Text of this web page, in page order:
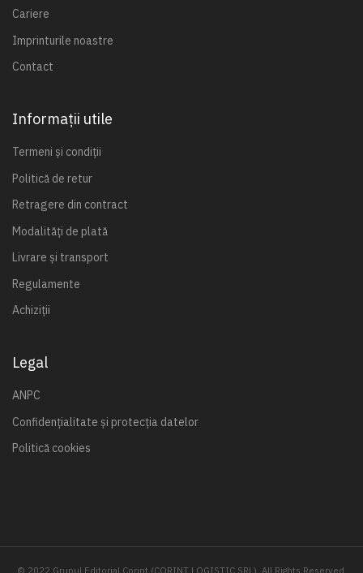
Cariere
Imprinturile noastre
Contact
Informații utile
Termeni și condiții
Politică de retur
Retragere din contract
Modalități de plată
Livrare și transport
Regulamente
Achiziții
Legal
ANPC
Confidențialitate și protecția datelor
Politică cookies
© 2022 Grupul Editorial Corint (CORINT LOGISTIC SRL). All Rights Reserved.